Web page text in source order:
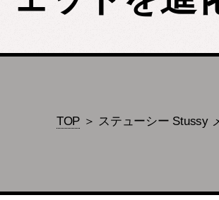
TOP ＞ ステューシー Stussy